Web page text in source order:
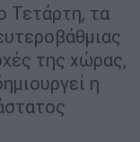
Τετάρτη, τα
της χώρας,
η